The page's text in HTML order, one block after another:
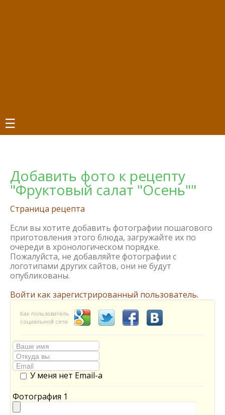
☰
Добавить фото к рецепту
"Фруктовый салат "Осень""
Страница рецепта
Если вы хотите добавить фотографии пошагового
приготовления этого блюда, загружайте их по
очереди в хронологическом порядке.
Пожалуйста, не добавляйте фотографии с
логотипами других сайтов, они не будут
опубликованы.
Войти как зарегистрированный пользователь.
Как пользователь
социальной сети
У меня нет Email-а
Фотография 1